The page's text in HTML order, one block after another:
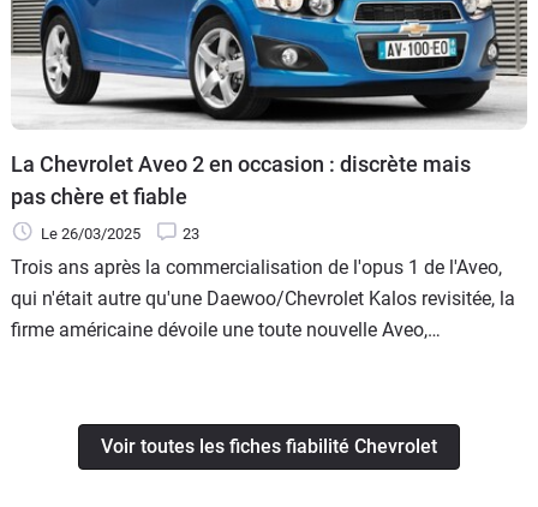
La Chevrolet Aveo 2 en occasion : discrète mais
pas chère et fiable
Le 26/03/2025 23
Trois ans après la commercialisation de l'opus 1 de l'Aveo,
qui n'était autre qu'une Daewoo/Chevrolet Kalos revisitée, la
firme américaine dévoile une toute nouvelle Aveo,
se mesure aux Citroën C3, Peugeot 207, Renault Clio et
Volkswagen Polo.Voir toutes les fiches fiabilité Chevrolet